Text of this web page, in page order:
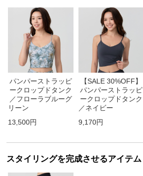
パンパーストラッピ
ークロップドタンク
／フローラブルーグ
リーン
13,500円
【SALE 30%OFF】
パンパーストラッピ
ークロップドタンク
／ネイビー
9,170円
スタイリングを完成させるアイテム